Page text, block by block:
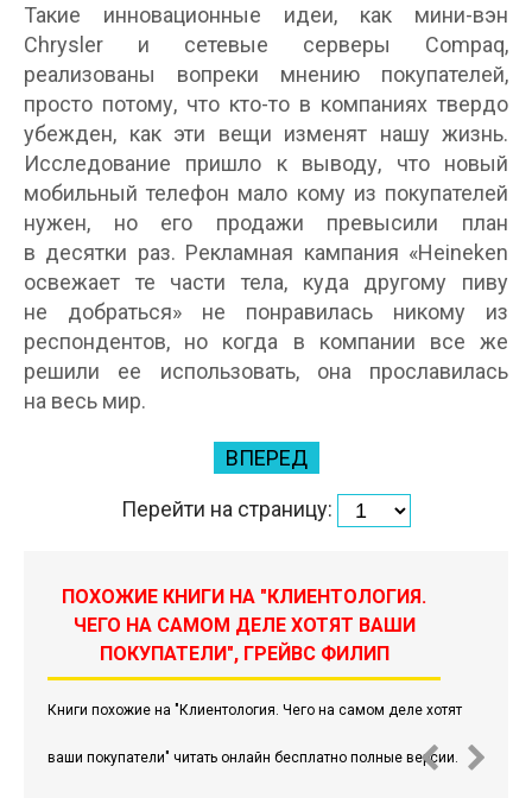
Такие инновационные идеи, как мини-вэн
Chrysler и сетевые серверы Compaq,
реализованы вопреки мнению покупателей,
просто потому, что кто-то в компаниях твердо
убежден, как эти вещи изменят нашу жизнь.
Исследование пришло к выводу, что новый
мобильный телефон мало кому из покупателей
нужен, но его продажи превысили план
в десятки раз. Рекламная кампания «Heineken
освежает те части тела, куда другому пиву
не добраться» не понравилась никому из
респондентов, но когда в компании все же
решили ее использовать, она прославилась
на весь мир.
ВПЕРЕД
Перейти на страницу:
ПОХОЖИЕ КНИГИ НА "КЛИЕНТОЛОГИЯ.
ЧЕГО НА САМОМ ДЕЛЕ ХОТЯТ ВАШИ
ПОКУПАТЕЛИ", ГРЕЙВС ФИЛИП
Книги похожие на "Клиентология. Чего на самом деле хотят
ваши покупатели" читать онлайн бесплатно полные версии.